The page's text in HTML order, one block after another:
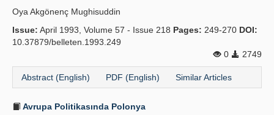
Oya Akgönenç Mughisuddin
Issue: April 1993, Volume 57 - Issue 218 Pages: 249-270 DOI:
10.37879/belleten.1993.249
0
2749
Abstract (English) PDF (English) Similar Articles
Avrupa Politikasında Polonya